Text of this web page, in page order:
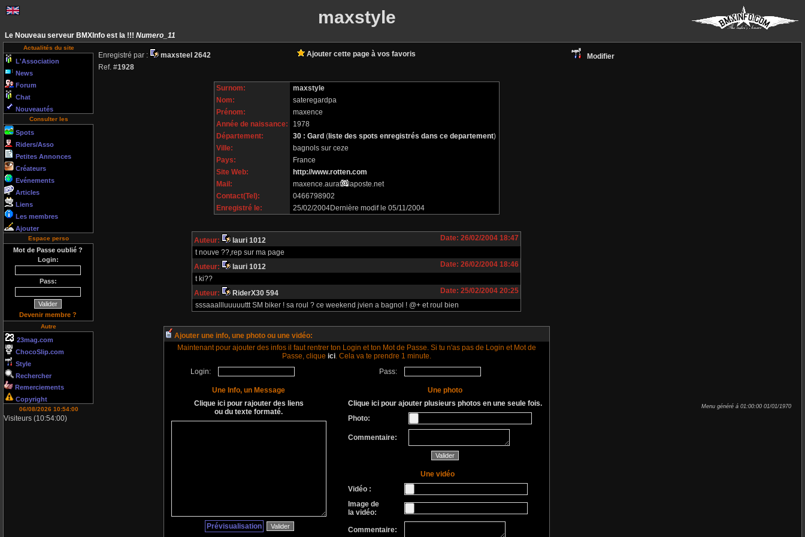
maxstyle
Le Nouveau serveur BMXInfo est la !!! Numero_11
Actualités du site
L'Association
News
Forum
Chat
Nouveautés
Consulter les
Spots
Riders/Asso
Petites Annonces
Créateurs
Evénements
Articles
Liens
Les membres
Ajouter
Espace perso
Mot de Passe oublié ?
Login:
Pass:
Devenir membre ?
Autre
23mag.com
ChocoSlip.com
Style
Rechercher
Remerciements
Copyright
06/08/2026 10:54:00
Visiteurs (10:54:00)
Enregistré par : maxsteel 2642 Ajouter cette page à vos favoris
Modifier
Ref. #1928
Surnom:
maxstyle
Nom:
sateregardpa
Prénom:
maxence
Année de naissance:
1978
Département:
30 : Gard (liste des spots enregistrés dans ce departement)
Ville:
bagnols sur ceze
Pays:
France
Site Web:
http://www.rotten.com
Mail:
maxence.aurat
laposte.net
Contact(Tel):
0466798902
Enregistré le:
25/02/2004Dernière modif le 05/11/2004
Date: 26/02/2004 18:47
Auteur:
lauri 1012
t nouve ??,rep sur ma page
Date: 26/02/2004 18:46
Auteur:
lauri 1012
t ki??
Date: 25/02/2004 20:25
Auteur:
RiderX30 594
sssaaallluuuuuttt SM biker ! sa roul ? ce weekend jvien a bagnol ! @+ et roul bien
Ajouter une info, une photo ou une vidéo:
Maintenant pour ajouter des infos il faut rentrer ton Login et ton Mot de Passe. Si tu n'as pas de Login et Mot de
Passe, clique ici. Cela va te prendre 1 minute.
Login:
Pass:
Une Info, un Message
Clique ici pour rajouter des liens
ou du texte formaté.
Prévisualisation
Une photo
Clique ici pour ajouter plusieurs photos en une seule fois.
Photo:
Commentaire:
Une vidéo
Vidéo :
Image de
la vidéo:
Commentaire:
Menu généré á 01:00:00 01/01/1970